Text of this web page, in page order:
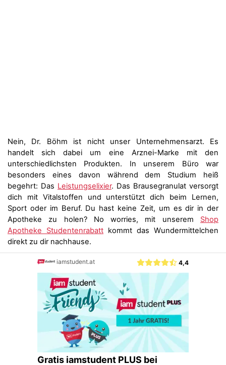
Nein, Dr. Böhm ist nicht unser Unternehmensarzt. Es
handelt sich dabei um eine Arznei-Marke mit den
unterschiedlichsten Produkten. In unserem Büro war
besonders eines davon während dem Studium heiß
begehrt: Das Leistungselixier. Das Brausegranulat versorgt
dich mit Vitalstoffen und unterstützt dich beim Lernen,
Sport oder im Beruf. Du hast keine Zeit, um es dir in der
Apotheke zu holen? No worries, mit unserem Shop
Apotheke Studentenrabatt kommt das Wundermittelchen
direkt zu dir nachhause.